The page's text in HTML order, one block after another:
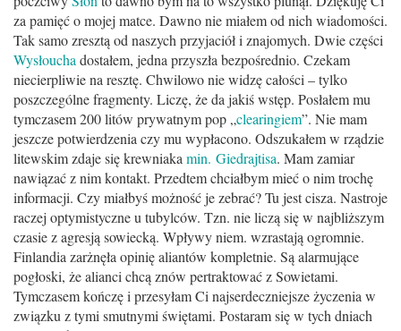
za pamięć o mojej matce. Dawno nie miałem od nich wiadomości.
Tak samo zresztą od naszych przyjaciół i znajomych. Dwie części
Wysłoucha dostałem, jedna przyszła bezpośrednio. Czekam
niecierpliwie na resztę. Chwilowo nie widzę całości – tylko
poszczególne fragmenty. Liczę, że da jakiś wstęp. Posłałem mu
tymczasem 200 litów prywatnym pop „clearingiem”. Nie mam
jeszcze potwierdzenia czy mu wypłacono. Odszukałem w rządzie
litewskim zdaje się krewniaka min. Giedrajtisa. Mam zamiar
nawiązać z nim kontakt. Przedtem chciałbym mieć o nim trochę
informacji. Czy miałbyś możność je zebrać? Tu jest cisza. Nastroje
raczej optymistyczne u tubylców. Tzn. nie liczą się w najbliższym
czasie z agresją sowiecką. Wpływy niem. wzrastają ogromnie.
Finlandia zarżnęła opinię aliantów kompletnie. Są alarmujące
pogłoski, że alianci chcą znów pertraktować z Sowietami.
Tymczasem kończę i przesyłam Ci najserdeczniejsze życzenia w
związku z tymi smutnymi świętami. Postaram się w tych dniach